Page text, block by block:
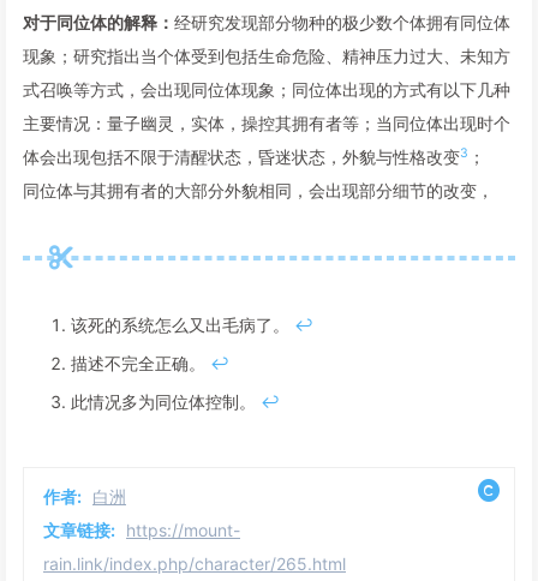
对于同位体的解释： 经研究发现部分物种的极少数个体拥有同位体
现象；研究指出当个体受到包括生命危险、精神压力过大、未知方
式召唤等方式，会出现同位体现象；同位体出现的方式有以下几种
主要情况：量子幽灵，实体，操控其拥有者等；当同位体出现时个
体会出现包括不限于清醒状态，昏迷状态，外貌与性格改变3 ；
同位体与其拥有者的大部分外貌相同，会出现部分细节的改变，
该死的系统怎么又出毛病了。 ↩
描述不完全正确。 ↩
此情况多为同位体控制。 ↩
作者: 白洲
文章链接: https://mount-
rain.link/index.php/character/265.html